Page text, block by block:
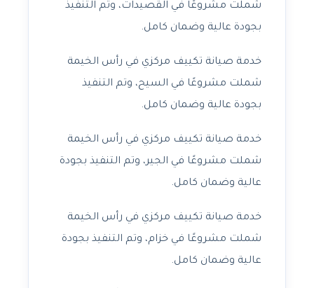
شملت مشروعًا في القصيدات، وتم التنفيذ
بجودة عالية وضمان كامل.
خدمة صيانة تكييف مركزي في رأس الخيمة
شملت مشروعًا في السيح، وتم التنفيذ
بجودة عالية وضمان كامل.
خدمة صيانة تكييف مركزي في رأس الخيمة
شملت مشروعًا في الجير، وتم التنفيذ بجودة
عالية وضمان كامل.
خدمة صيانة تكييف مركزي في رأس الخيمة
شملت مشروعًا في خزام، وتم التنفيذ بجودة
عالية وضمان كامل.